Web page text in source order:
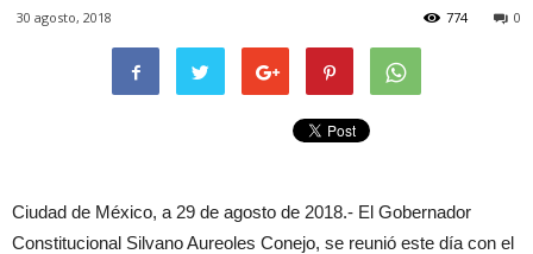
30 agosto, 2018 0
774
Ciudad de México, a 29 de agosto de 2018.- El Gobernador
Constitucional Silvano Aureoles Conejo, se reunió este día con el